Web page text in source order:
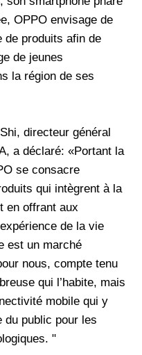
OPPO envisage de
de produits afin de
de jeunes
la région de ses
directeur général
a déclaré: «Portant la
se consacre
qui intègrent à la
en offrant aux
de la vie
est un marché
nous, compte tenu
qui l’habite, mais
mobile qui y
du public pour les
"